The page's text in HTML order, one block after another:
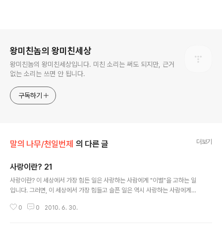
왕미친놈의 왕미친세상
왕미친놈의 왕미친세상입니다. 미친 소리는 써도 되지만, 근거
없는 소리는 쓰면 안 됩니다.
구독하기
말의 나무/천일번제 의 다른 글 더보기
사랑이란? 21
사랑이란? 이 세상에서 가장 힘든 일은 사랑하는 사람에게 "이별"을 고하는 일
입니다. 그러면, 이 세상에서 가장 힘들고 슬픈 일은 역시 사랑하는 사람에게
는 것입니다. 덧붙이는 말 사랑이란? 19 - 가장 슬픈 일보다 먼저 써진 글인데,
0 0 2010. 6. 30.